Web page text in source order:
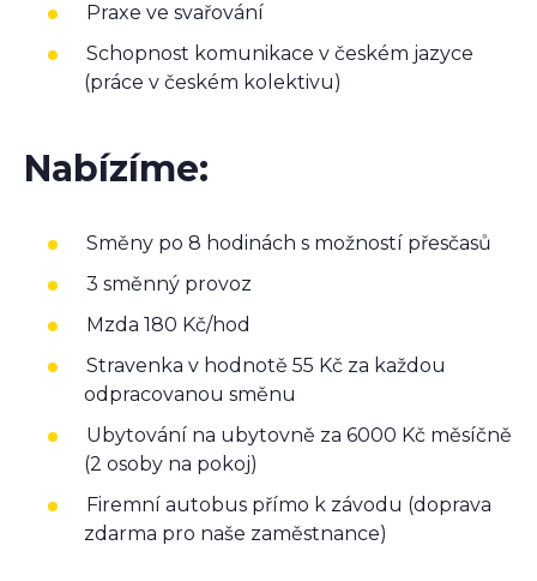
Praxe ve svařování
Schopnost komunikace v českém jazyce
(práce v českém kolektivu)
Nabízíme:
Směny po 8 hodinách s možností přesčasů
3 směnný provoz
Mzda 180 Kč/hod
Stravenka v hodnotě 55 Kč za každou
odpracovanou směnu
Ubytování na ubytovně za 6000 Kč měsíčně
(2 osoby na pokoj)
Firemní autobus přímo k závodu (doprava
zdarma pro naše zaměstnance)